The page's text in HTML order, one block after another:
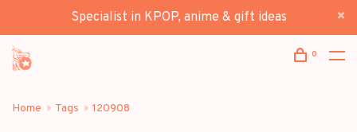
Specialist in KPOP, anime & gift ideas
0
Home Tags 120908